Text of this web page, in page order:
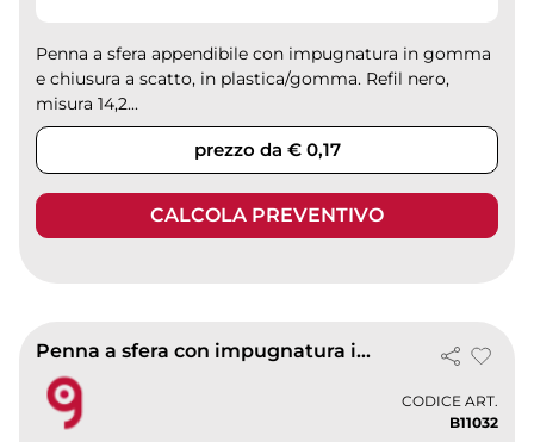
Penna a sfera appendibile con impugnatura in gomma
e chiusura a scatto, in plastica/gomma. Refil nero,
misura 14,2...
prezzo da € 0,17
CALCOLA PREVENTIVO
Penna a sfera con impugnatura in gomma
CODICE ART.
B11032